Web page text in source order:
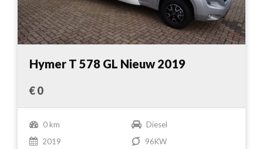
Hymer T 578 GL Nieuw 2019
€ 0
0 km
Diesel
2019
96KW